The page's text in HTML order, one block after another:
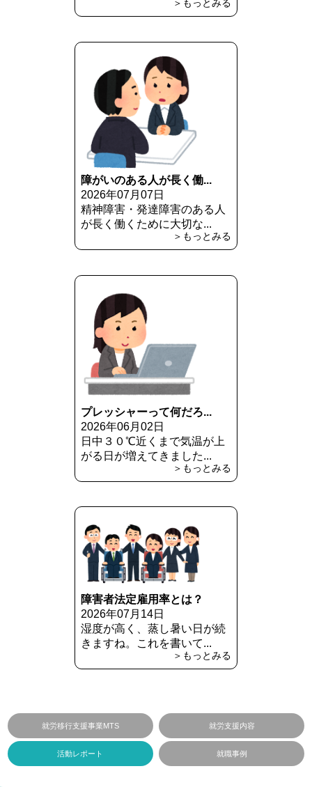
＞もっとみる
障がいのある人が長く働...
2026年07月07日
精神障害・発達障害のある人
が長く働くために大切な...
＞もっとみる
プレッシャーって何だろ...
2026年06月02日
日中３０℃近くまで気温が上
がる日が増えてきました...
＞もっとみる
障害者法定雇用率とは？
2026年07月14日
湿度が高く、蒸し暑い日が続
きますね。これを書いて...
＞もっとみる
就労移行支援事業MTS 就労支援内容
活動レポート 就職事例